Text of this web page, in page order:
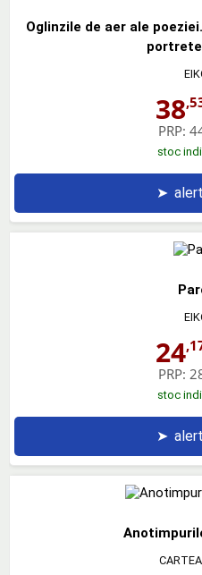
Oglinzile de aer ale
38
PRP:
stoc
➤
24
PRP:
stoc
➤